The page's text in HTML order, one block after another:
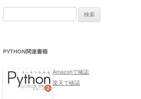
PYTHON関連書籍
Amazonで確認
楽天で確認